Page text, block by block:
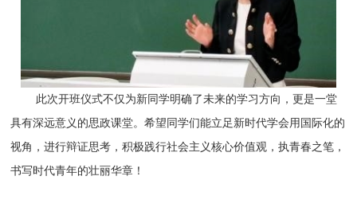
此次开班仪式不仅为新同学明确了未来的学习方向，更是一堂
具有深远意义的思政课堂。希望同学们能立足新时代学会用国际化的
视角，进行辩证思考，积极践行社会主义核心价值观，执青春之笔，
书写时代青年的壮丽华章！